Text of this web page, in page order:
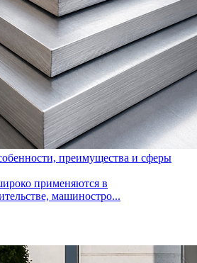
преимущества и сферы
применяются в
машиностро...